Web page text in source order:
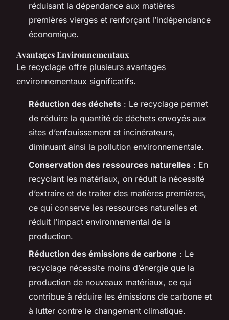
réduisant la dépendance aux matières
premières vierges et renforçant l’indépendance
économique.
Avantages Environnementaux
Le recyclage offre plusieurs avantages
environnementaux significatifs.
Réduction des déchets : Le recyclage permet
de réduire la quantité de déchets envoyés aux
sites d’enfouissement et incinérateurs,
diminuant ainsi la pollution environnementale.
Conservation des ressources naturelles : En
recyclant les matériaux, on réduit la nécessité
d’extraire et de traiter des matières premières,
ce qui conserve les ressources naturelles et
réduit l’impact environnemental de la
production.
Réduction des émissions de carbone : Le
recyclage nécessite moins d’énergie que la
production de nouveaux matériaux, ce qui
contribue à réduire les émissions de carbone et
à lutter contre le changement climatique.